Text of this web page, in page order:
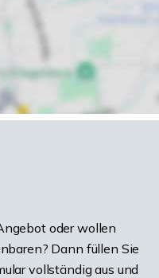
oder wollen
Dann füllen Sie
vollständig aus und